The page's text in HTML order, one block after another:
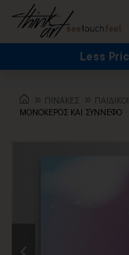
Less
ΠΙΝΑΚΕΣ
ΜΟΝΟΚΕΡΟΣ ΚΑΙ ΣΥΝΝΕΦΟ